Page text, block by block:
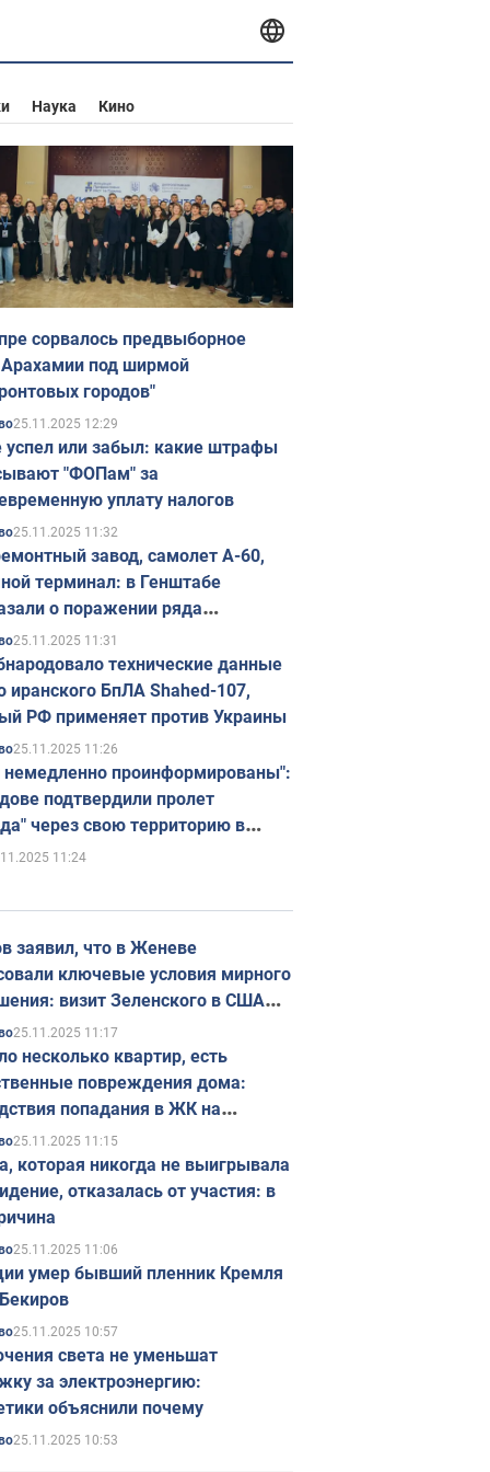
Наука Кино
сорвалось предвыборное
Арахамии под ширмой
городов"
25.11.2025 12:29
успел или забыл: какие штрафы
"ФОПам" за
уплату налогов
25.11.2025 11:32
завод, самолет А-60,
терминал: в Генштабе
о поражении ряда
объектов России
25.11.2025 11:31
технические данные
иранского БпЛА Shahed-107,
РФ применяет против Украины
25.11.2025 11:26
проинформированы":
подтвердили пролет
через свою территорию в
11:24
заявил, что в Женеве
ключевые условия мирного
визит Зеленского в США
в ноябре
25.11.2025 11:17
несколько квартир, есть
повреждения дома:
попадания в ЖК на
в Киеве. Фото
25.11.2025 11:15
которая никогда не выигрывала
отказалась от участия: в
25.11.2025 11:06
умер бывший пленник Кремля
25.11.2025 10:57
света не уменьшат
за электроэнергию:
объяснили почему
25.11.2025 10:53